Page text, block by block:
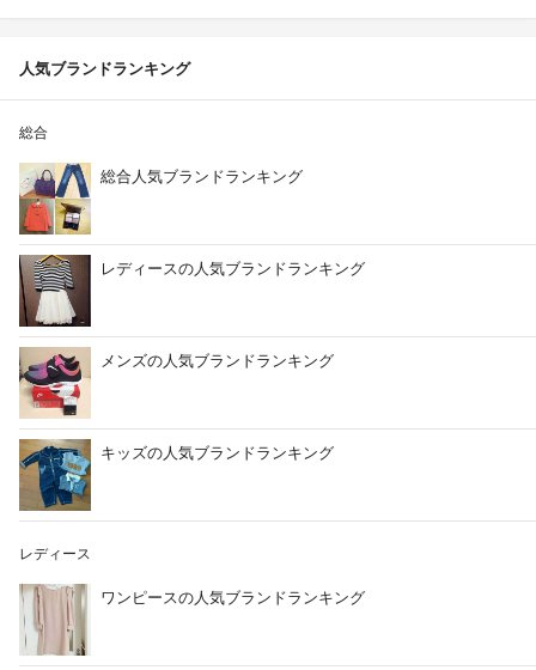
人気ブランドランキング
総合
総合人気ブランドランキング
レディースの人気ブランドランキング
メンズの人気ブランドランキング
キッズの人気ブランドランキング
レディース
ワンピースの人気ブランドランキング